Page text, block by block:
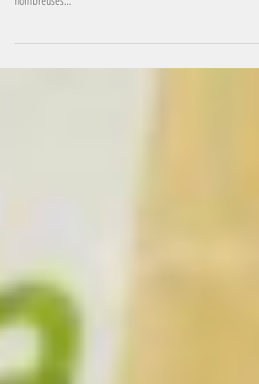
L'inauguration de notre Campus le 29 avril dernier a été un
nombreuses...